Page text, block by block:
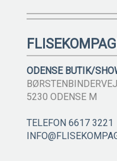
ODENSE BUTIK/
5230 ODENSE M
TELEFON 6617 3221